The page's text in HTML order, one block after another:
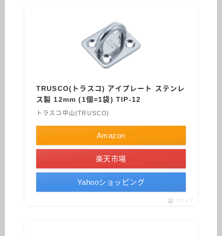
TRUSCO(トラスコ) アイプレート ステンレ
ス製 12mm (1個=1袋) TIP-12
トラスコ中山(TRUSCO)
Amazon
楽天市場
Yahooショッピング
ポチップ